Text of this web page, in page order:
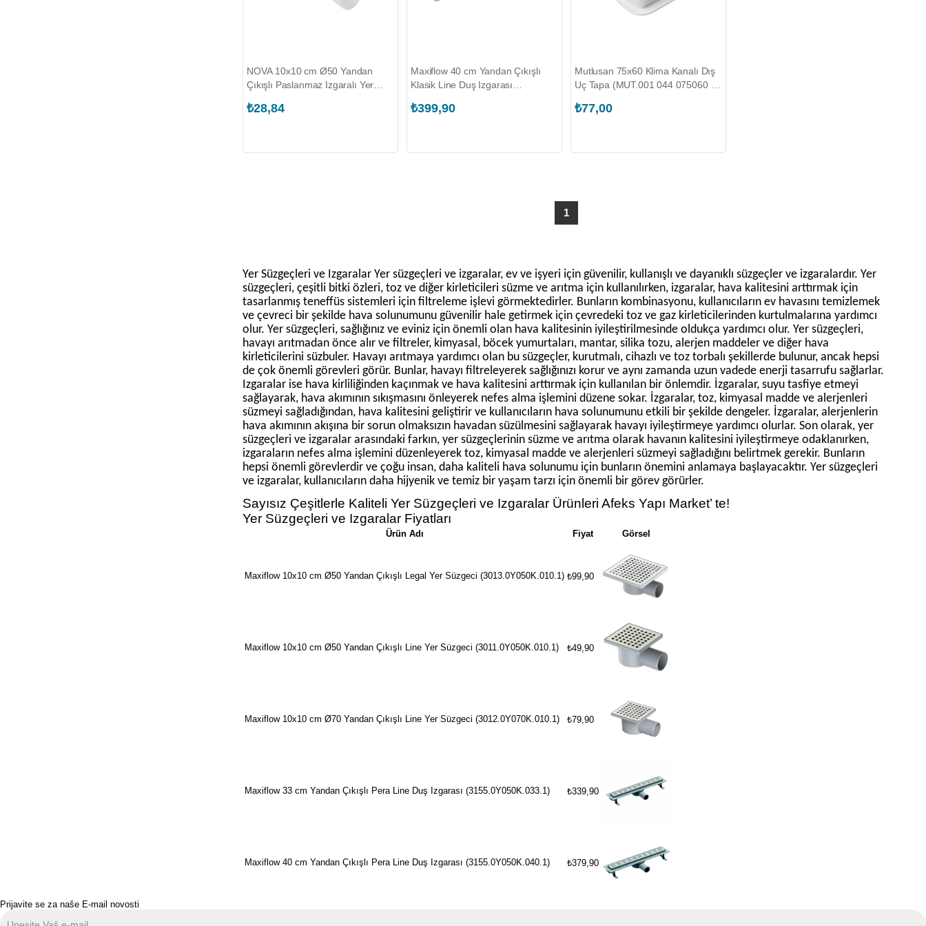
NOVA 10x10 cm Ø50 Yandan
Çıkışlı Paslanmaz Izgaralı Yer
₺28,84
Maxiflow 40 cm Yandan Çıkışlı
Klasik Line Duş Izgarası
₺399,90
Mutlusan 75x60 Klima Kanalı Dış
Uç Tapa (MUT.001 044 075060 02
₺77,00
1
Yer Süzgeçleri ve Izgaralar Yer süzgeçleri ve izgaralar, ev ve işyeri için güvenilir, kullanışlı ve dayanıklı süzgeçler ve izgaralardır. Yer
süzgeçleri, çeşitli bitki özleri, toz ve diğer kirleticileri süzme ve arıtma için kullanılırken, izgaralar, hava kalitesini arttırmak için
tasarlanmış teneffüs sistemleri için filtreleme işlevi görmektedirler. Bunların kombinasyonu, kullanıcıların ev havasını temizlemek
ve çevreci bir şekilde hava solunumunu güvenilir hale getirmek için çevredeki toz ve gaz kirleticilerinden kurtulmalarına yardımcı
olur. Yer süzgeçleri, sağlığınız ve eviniz için önemli olan hava kalitesinin iyileştirilmesinde oldukça yardımcı olur. Yer süzgeçleri,
havayı arıtmadan önce alır ve filtreler, kimyasal, böcek yumurtaları, mantar, silika tozu, alerjen maddeler ve diğer hava
kirleticilerini süzbuler. Havayı arıtmaya yardımcı olan bu süzgeçler, kurutmalı, cihazlı ve toz torbalı şekillerde bulunur, ancak hepsi
de çok önemli görevleri görür. Bunlar, havayı filtreleyerek sağlığınızı korur ve aynı zamanda uzun vadede enerji tasarrufu sağlarlar.
Izgaralar ise hava kirliliğinden kaçınmak ve hava kalitesini arttırmak için kullanılan bir önlemdir. İzgaralar, suyu tasfiye etmeyi
sağlayarak, hava akımının sıkışmasını önleyerek nefes alma işlemini düzene sokar. İzgaralar, toz, kimyasal madde ve alerjenleri
süzmeyi sağladığından, hava kalitesini geliştirir ve kullanıcıların hava solunumunu etkili bir şekilde dengeler. İzgaralar, alerjenlerin
hava akımının akışına bir sorun olmaksızın havadan süzülmesini sağlayarak havayı iyileştirmeye yardımcı olurlar. Son olarak, yer
süzgeçleri ve izgaralar arasındaki farkın, yer süzgeçlerinin süzme ve arıtma olarak havanın kalitesini iyileştirmeye odaklanırken,
izgaraların nefes alma işlemini düzenleyerek toz, kimyasal madde ve alerjenleri süzmeyi sağladığını belirtmek gerekir. Bunların
hepsi önemli görevlerdir ve çoğu insan, daha kaliteli hava solunumu için bunların önemini anlamaya başlayacaktır. Yer süzgeçleri
ve izgaralar, kullanıcıların daha hijyenik ve temiz bir yaşam tarzı için önemli bir görev görürler.
Sayısız Çeşitlerle Kaliteli Yer Süzgeçleri ve Izgaralar Ürünleri Afeks Yapı Market’ te!
Yer Süzgeçleri ve Izgaralar Fiyatları
Ürün Adı Fiyat Görsel
Maxiflow 10x10 cm Ø50 Yandan Çıkışlı Legal Yer Süzgeci (3013.0Y050K.010.1) ₺99,90
Maxiflow 10x10 cm Ø50 Yandan Çıkışlı Line Yer Süzgeci (3011.0Y050K.010.1) ₺49,90
Maxiflow 10x10 cm Ø70 Yandan Çıkışlı Line Yer Süzgeci (3012.0Y070K.010.1) ₺79,90
Maxiflow 33 cm Yandan Çıkışlı Pera Line Duş Izgarası (3155.0Y050K.033.1) ₺339,90
Maxiflow 40 cm Yandan Çıkışlı Pera Line Duş Izgarası (3155.0Y050K.040.1) ₺379,90
Prijavite se za naše E-mail novosti